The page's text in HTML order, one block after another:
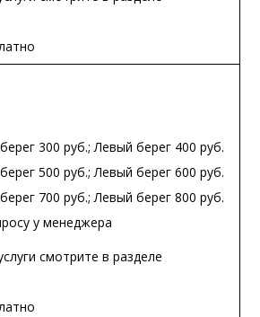
300 руб.; Левый берег 400 руб.
500 руб.; Левый берег 600 руб.
700 руб.; Левый берег 800 руб.
у менеджера
смотрите в разделе